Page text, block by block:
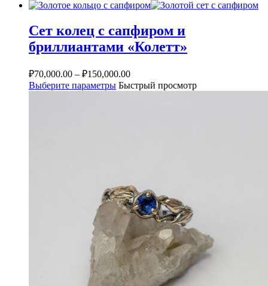
Сет колец с сапфиром и
бриллиантами «Колетт»
₽70,000.00 – ₽150,000.00
Выберите параметры Быстрый просмотр